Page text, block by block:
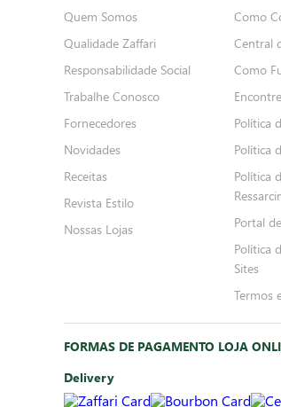
Quem Somos
Qualidade Zaffari
Responsabilidade Social
Trabalhe Conosco
Fornecedores
Novidades
Receitas
Revista Estilo
Nossas Lojas
Como
Central
Como
Política
Política
Política
Portal
Política
Sites
Termos
FORMAS DE PAGAMENTO LOJA
Delivery